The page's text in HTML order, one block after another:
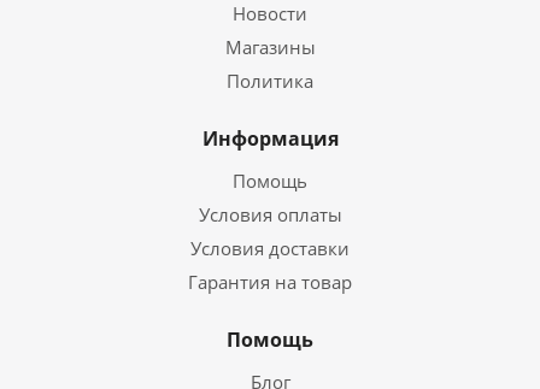
Новости
Магазины
Политика
Информация
Помощь
Условия оплаты
Условия доставки
Гарантия на товар
Помощь
Блог